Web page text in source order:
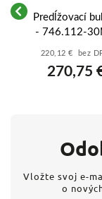
Predĺžovací
- 746.112-
2x16A/5p/
GUMA -
220,12 € bez
270,75
Vložte svoj e-
o